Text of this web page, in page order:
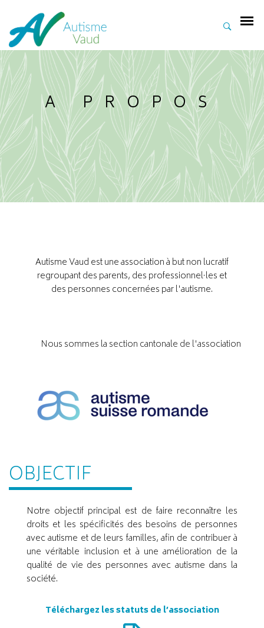
A PROPOS
Autisme Vaud est une association à but non lucratif
regroupant des parents, des professionnel·les et
des personnes concernées par l'autisme.
Nous sommes la section cantonale de l'association
OBJECTIF
Notre objectif principal est de faire reconnaître les
droits et les spécificités des besoins de personnes
avec autisme et de leurs familles, afin de contribuer à
une véritable inclusion et à une amélioration de la
qualité de vie des personnes avec autisme dans la
société.
Téléchargez les statuts de l’association